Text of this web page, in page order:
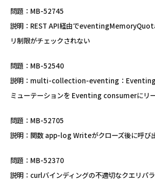
問題：MB-52745
説明：REST API経由で
リ制限がチェックされない
問題：MB-52540
説明：multi-collection-eventing：Eventing
ミューテーションを Eventing consumerにリ
問題：MB-52705
説明：関数 app-log Writeがクローズ後に呼び
問題：MB-52370
説明：curlバインディングの不適切なクエリパ